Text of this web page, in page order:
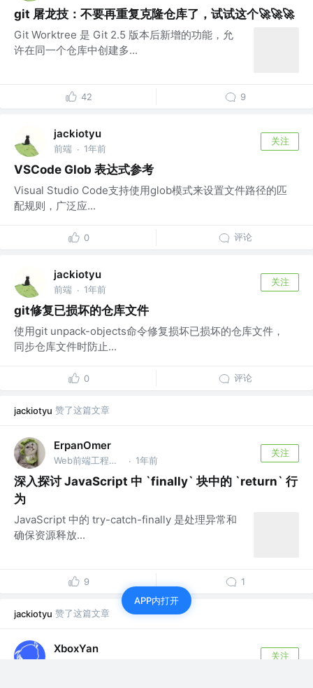
git 屠龙技：不要再重复克隆仓库了，试试这个🚀🚀🚀
Git Worktree 是 Git 2.5 版本后新增的功能，允
许在同一个仓库中创建多...
42 9
jackiotyu
前端 · 1年前
关注
VSCode Glob 表达式参考
Visual Studio Code支持使用glob模式来设置文件路径的匹
配规则，广泛应...
0 评论
jackiotyu
前端 · 1年前
关注
git修复已损坏的仓库文件
使用git unpack-objects命令修复损坏已损坏的仓库文件，
同步仓库文件时防止...
0 评论
jackiotyu 赞了这篇文章
ErpanOmer
Web前端工程师 @跨境 · 1年前
关注
深入探讨 JavaScript 中 `finally` 块中的 `return` 行
为
JavaScript 中的 try-catch-finally 是处理异常和
确保资源释放...
9 1
jackiotyu 赞了这篇文章
XboxYan
关注
APP内打开